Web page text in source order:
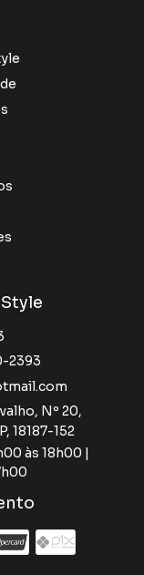
2393
Nº 20,
18187-152
às 18h00 |